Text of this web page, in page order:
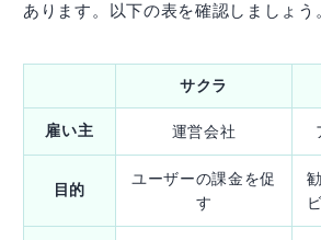
あります。以下の表を確認しましょう
サクラ
雇い主 運営会社
目的
ユーザーの課金を促
す